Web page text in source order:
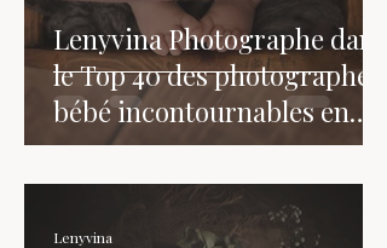
Lenyvina Photographe dans
le Top 40 des photographes
bébé incontournables en
France
Lenyvina